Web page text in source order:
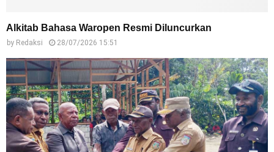
Alkitab Bahasa Waropen Resmi Diluncurkan
by Redaksi 28/07/2026 15:51